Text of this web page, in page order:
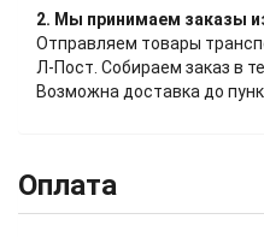
2. Мы принимаем заказы
Отправляем товары
Л-Пост. Собираем заказ в
Возможна доставка до
Оплата